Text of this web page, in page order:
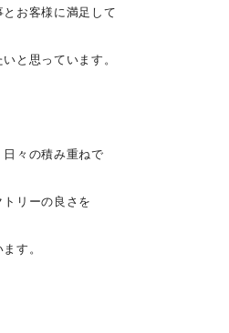
お客様に満足して
と思っています。
々の積み重ねで
リーの良さを
す。